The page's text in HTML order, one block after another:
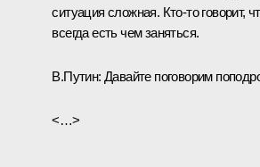
ситуация сложная. Кто-то говорит,
всегда есть чем заняться.
В.Путин: Давайте поговорим
<…>